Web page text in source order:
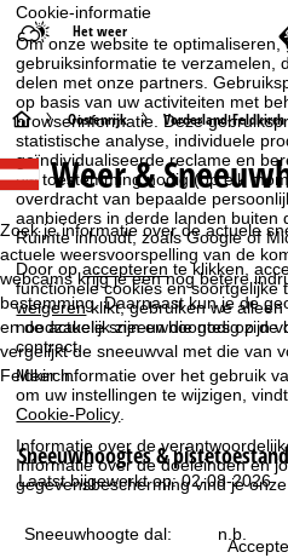
Cookie-informatie
Om onze website te optimaliseren,
gebruiksinformatie te verzamelen,
delen met onze partners.
op basis van uw activiteiten met
browserinformatie. Deze
statistische analyse, individuele
geïndividualiseerde reclame en
uw toestemming nodig (op elk
overdracht van bepaalde
aanbieders in derde landen buiten
Ruimte inhoudt, zoals Google of
Door opaccepteren te klikken,
functionele cookies en soortgelijke
weigerenklikt, gebruiken we
noodzakelijk zijn en die nodig zijn
contract.
Meer informatie over het gebruik
om uw instellingen te wijzigen,
Cookie-Policy
Informatie over de
Informatie over de doeleinden en
gegevensbescherming vind je onze
Het weer
S
t
a
r
t
p
a
g
Oostenrijk Vorderland-Feldkirch
Weer &
Zoek je informatie over de actuele
actuele weersvoorspelling van de
webcams krijg je een nog betere
bestemming. Daarnaast kun je de
en de actuele sneeuwhoogtes op de
vergelijkt de sneeuwval met die van
Feldkirch.
Sneeuwhoogtes & pistetoestand
Laatst bijgewerkt op: 02-08-2026
Sneeuwhoogte dal: n.b.